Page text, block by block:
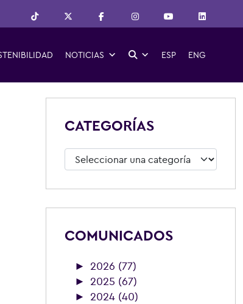
NOTICIAS ESP ENG
CATEGORÍAS
Categorías
COMUNICADOS
► 2026 (77)
► 2025 (67)
► 2024 (40)